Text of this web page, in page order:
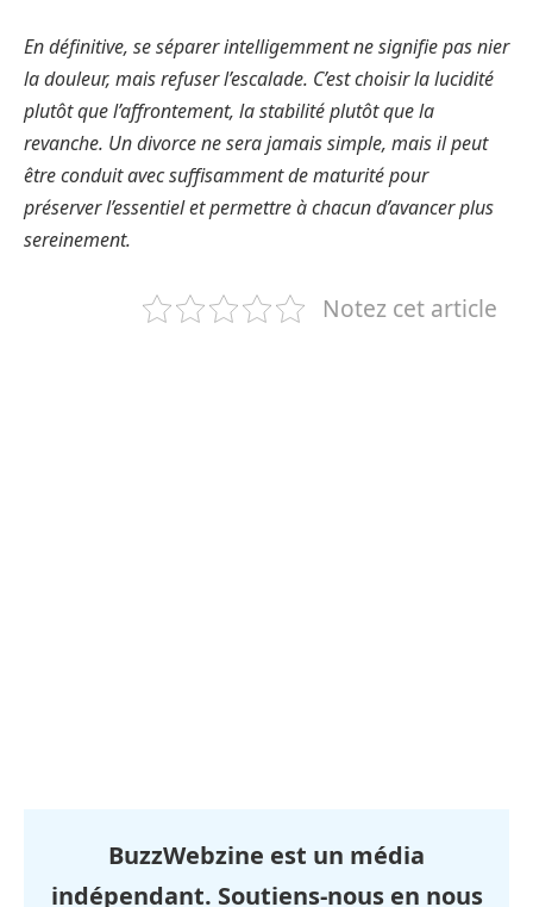
En définitive, se séparer intelligemment ne signifie pas nier
la douleur, mais refuser l’escalade. C’est choisir la lucidité
plutôt que l’affrontement, la stabilité plutôt que la
revanche. Un divorce ne sera jamais simple, mais il peut
être conduit avec suffisamment de maturité pour
préserver l’essentiel et permettre à chacun d’avancer plus
sereinement.
Notez cet article
BuzzWebzine est un média
indépendant. Soutiens-nous en nous